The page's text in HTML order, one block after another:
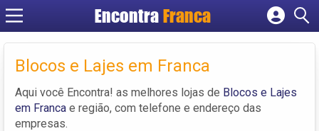
Encontra Franca
Cadastrar empresa
Criar conta
Blocos e Lajes em Franca
Aqui você Encontra! as melhores lojas de Blocos e Lajes
em Franca e região, com telefone e endereço das
empresas.